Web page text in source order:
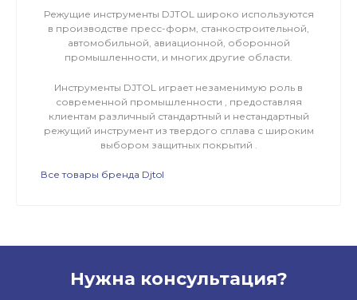
Режущие инструменты DJTOL широко используются
в производстве пресс-форм, станкостроительной,
автомобильной, авиационной, оборонной
промышленности, и многих другие области.
Инструменты DJTOL играет незаменимую роль в
современной промышленности , предоставляя
клиентам различный стандартный и нестандартный
режущий инструмент из твердого сплава с широким
выбором защитных покрытий .
Все товары бренда Djtol
Нужна консультация?